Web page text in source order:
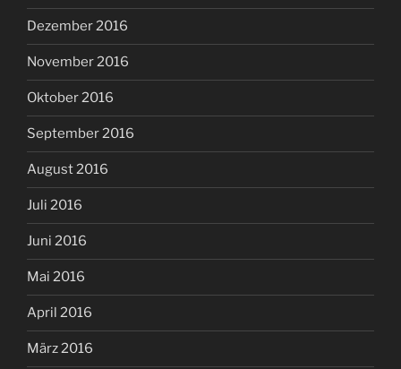
Dezember 2016
November 2016
Oktober 2016
September 2016
August 2016
Juli 2016
Juni 2016
Mai 2016
April 2016
März 2016